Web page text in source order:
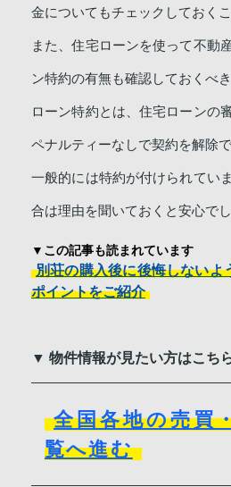
金についてもチェックしておく
また、住宅ローンを使って不動
ン特約の有無も確認しておくべ
ローン特約とは、住宅ローンの
ペナルティーなしで契約を解除
一般的には特約が付けられてい
合は理由を聞いておくと安心でし
▼この記事も読まれています
別荘の購入後に後悔しないよ
ポイントをご紹介
▼ 物件情報が見たい方はこち
全国各地の売買
覧へ進む